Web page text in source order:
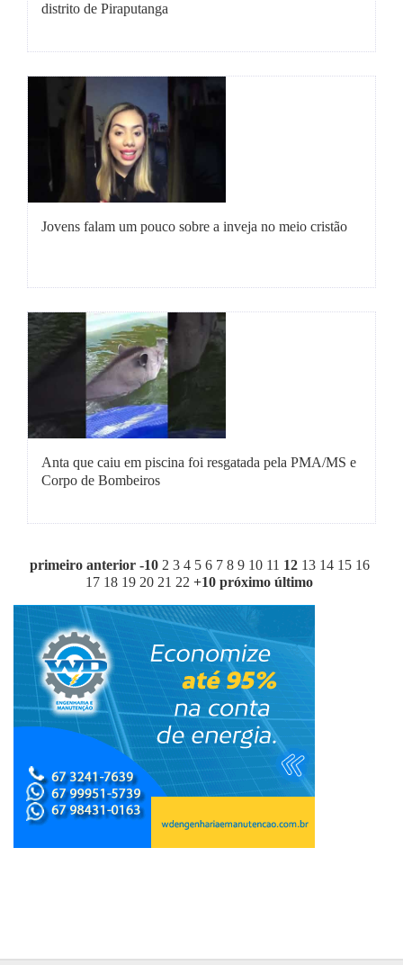
distrito de Piraputanga
Jovens falam um pouco sobre a inveja no meio cristão
Anta que caiu em piscina foi resgatada pela PMA/MS e
Corpo de Bombeiros
primeiro anterior -10 2 3 4 5 6 7 8 9 10 11 12 13 14 15 16
17 18 19 20 21 22 +10 próximo último